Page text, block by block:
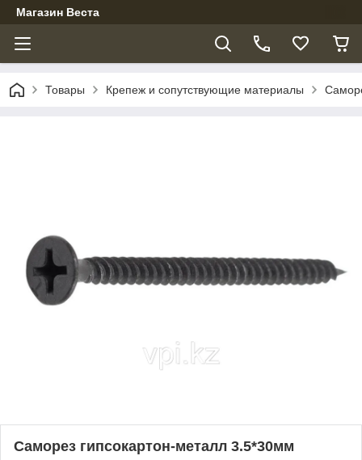
Магазин Веста
Товары Крепеж и сопутствующие материалы
Саморез гипсокартон-металл 3.5*30мм